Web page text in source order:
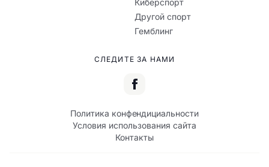
Киберспорт
Другой спорт
Гемблинг
СЛЕДИТЕ ЗА НАМИ
Политика конфендициальности
Условия использования сайта
Контакты